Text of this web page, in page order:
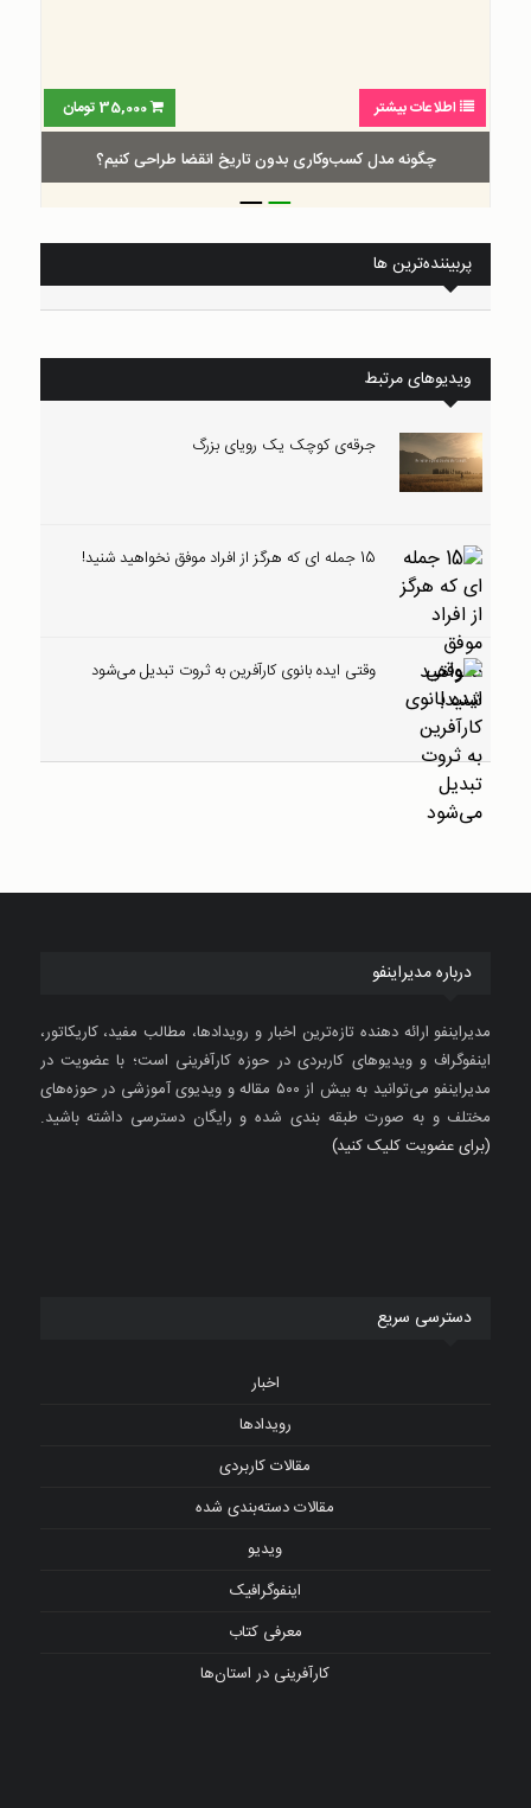
اطلاعات بیشتر 35,000 تومان
چگونه مدل کسب‌و‌کاری بدون تاریخ انقضا طراحی کنیم؟
__
پربیننده‌ترین ها
ویدیوهای مرتبط
جرقه‌ی کوچک یک رویای بزرگ
15 جمله ای که هرگز از افراد موفق نخواهید شنید!
وقتی ایده بانوی کارآفرین به ثروت تبدیل می‌شود
درباره مدیراینفو
مدیراینفو ارائه دهنده تازه‌ترین اخبار و رویدادها، مطالب مفید، کاریکاتور،
اینفوگراف و ویدیوهای کاربردی در حوزه کارآفرینی است؛ با عضویت در
مدیراینفو می‌توانید به بیش از ۵۰۰ مقاله و ویدیوی آموزشی در حوزه‌های
مختلف و به صورت طبقه بندی شده و رایگان دسترسی داشته باشید.
(برای عضویت کلیک کنید)
دسترسی سریع
اخبار
رویدادها
مقالات کاربردی
مقالات دسته‌بندی شده
ویدیو
اینفوگرافیک
معرفی کتاب
کارآفرینی در استان‌ها